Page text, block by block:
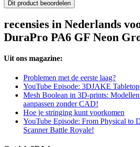
Dit product beoordelen
recensies in Nederlands
DuraPro PA6 GF Neon
Uit ons magazine:
Problemen met de eerste laag?
YouTube Episode: 3DJAKE
Mesh Boolean in 3D-prints:
aanpassen zonder CAD!
Hoe je stringing kunt voorkomen
YouTube Episode: From Physical to
Scanner Battle Royale!